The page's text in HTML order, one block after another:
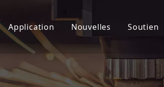
Application Nouvelles
Produits Actualités
Soutien